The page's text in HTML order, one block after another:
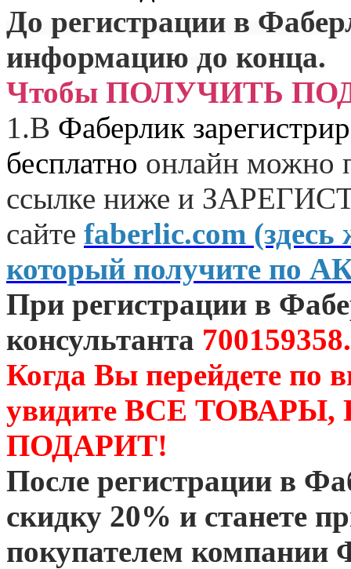
До регистрации в
информацию до конца.
Чтобы ПОЛУЧИТЬ
1.В Фаберлик
бесплатно онлайн можно
ссылке ниже и
сайте faberlic.com
который получите по
При регистрации в
консультанта 700159358.
Когда Вы перейдете по
увидите ВСЕ
ПОДАРИТ!
После регистрации в
скидку 20% и станете
покупателем компании